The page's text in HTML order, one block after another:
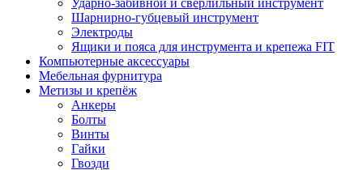
Шарнирно-губцевый инструмент
Электроды
Ящики и пояса для инструмента и крепежа FIT
Компьютерные аксессуары
Мебельная фурнитура
Метизы и крепёж
Анкеры
Болты
Винты
Гайки
Гвозди